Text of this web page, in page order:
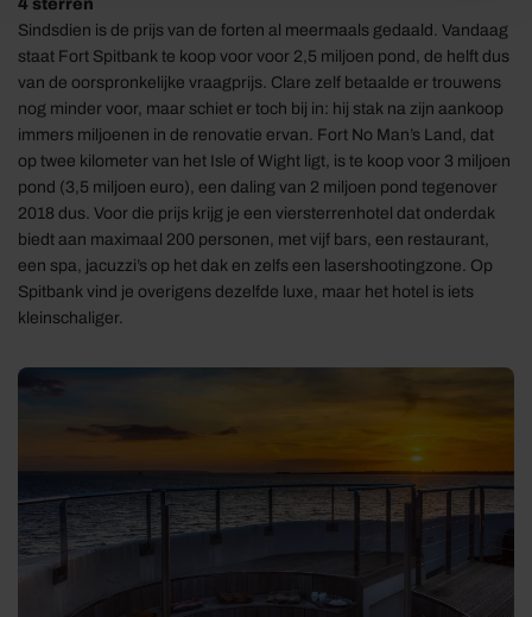
4 sterren
Sindsdien is de prijs van de forten al meermaals gedaald. Vandaag
staat Fort Spitbank te koop voor voor 2,5 miljoen pond, de helft dus
van de oorspronkelijke vraagprijs. Clare zelf betaalde er trouwens
nog minder voor, maar schiet er toch bij in: hij stak na zijn aankoop
immers miljoenen in de renovatie ervan. Fort No Man’s Land, dat
op twee kilometer van het Isle of Wight ligt, is te koop voor 3 miljoen
pond (3,5 miljoen euro), een daling van 2 miljoen pond tegenover
2018 dus. Voor die prijs krijg je een viersterrenhotel dat onderdak
biedt aan maximaal 200 personen, met vijf bars, een restaurant,
een spa, jacuzzi’s op het dak en zelfs een lasershootingzone. Op
Spitbank vind je overigens dezelfde luxe, maar het hotel is iets
kleinschaliger.